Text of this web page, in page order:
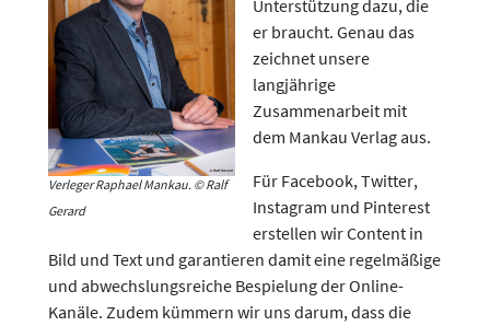
Verleger Raphael Mankau. © Ralf
Gerard
Unterstützung dazu, die
er braucht. Genau das
zeichnet unsere
langjährige
Zusammenarbeit mit
dem Mankau Verlag aus.
Für Facebook, Twitter,
Instagram und Pinterest
erstellen wir Content in
Bild und Text und garantieren damit eine regelmäßige
und abwechslungsreiche Bespielung der Online-
Kanäle. Zudem kümmern wir uns darum, dass die